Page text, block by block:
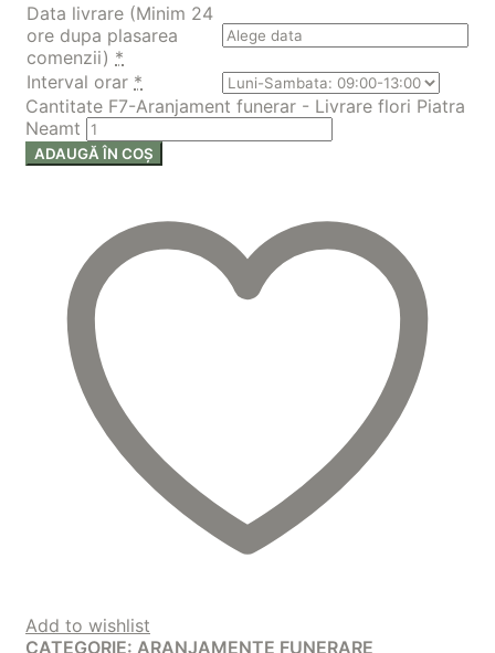
Data livrare (Minim 24
ore dupa plasarea
comenzii) *
Interval orar *
Cantitate F7-Aranjament funerar - Livrare flori Piatra
Neamt
ADAUGĂ ÎN COȘ
Add to wishlist
CATEGORIE: ARANJAMENTE FUNERARE